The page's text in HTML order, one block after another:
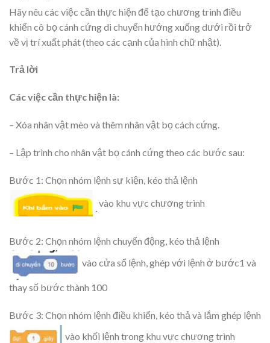
Hãy nêu các việc cần thực hiện để tạo chương trình điều
khiển cô bọ cánh cứng di chuyển hướng xuống dưới rồi trở
về vị trí xuất phát (theo các cạnh của hình chữ nhật).
Trả lời
Các việc cần thực hiện là:
– Xóa nhân vật mèo và thêm nhân vật bọ cách cứng.
– Lập trình cho nhân vật bọ cánh cứng theo các bước sau:
Bước 1: Chọn nhóm lệnh sự kiện, kéo thả lệnh
vào khu vực chương trình
Bước 2: Chọn nhóm lệnh chuyển động, kéo thả lệnh
vào cửa sổ lệnh, ghép với lệnh ở bước1 và
thay số bước thành 100
Bước 3: Chọn nhóm lệnh điều khiển, kéo thả và lắm ghép lệnh
vào khối lệnh trong khu vực chương trình